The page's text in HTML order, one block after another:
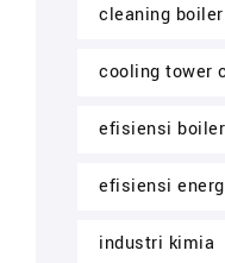
cleaning boiler
cooling tower
efisiensi boiler
efisiensi
industri kimia